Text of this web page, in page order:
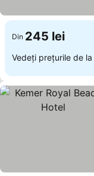
Din 245 lei
Vedeți prețurile de la